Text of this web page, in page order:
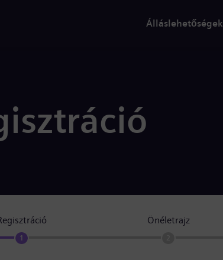
Álláslehetőségek
1
Önéletrajz